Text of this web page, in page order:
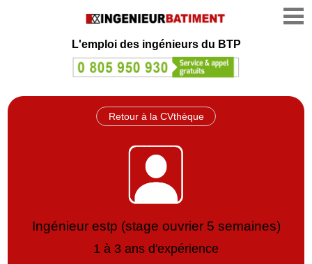
L'emploi des ingénieurs du BTP
Retour à la CVthèque
Ingénieur estp (stage ouvrier 5 semaines)
1 à 3 ans d'expérience